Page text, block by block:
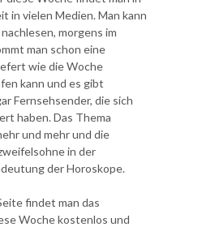
in vielen Medien. Man kann
morgens im
man schon eine
wie die Woche
kann und es gibt
Fernsehsender, die sich
haben. Das Thema
und mehr und die
in der
der Horoskope.
findet man das
Woche kostenlos und